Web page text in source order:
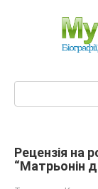
Рецензія на
“Матрьонін